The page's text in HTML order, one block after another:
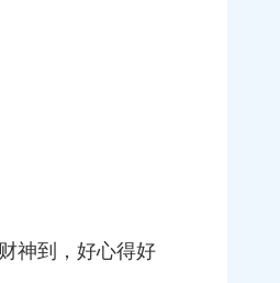
神到，好心得好